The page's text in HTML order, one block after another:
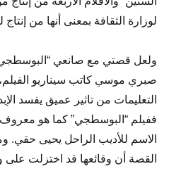
لوزارة الثقافة بمعنى أنها من إنتاج
ولعل قصتي مع صانعي
صبري موسي كاتب سيناريو الفيلم،
التعليمات من تاثير عميق يفسد
ففيلم “البوسطجي” كما هو
الاسم للأديب الراحل يحيى حقي.
القصة أن وقائعها قد اختزلت